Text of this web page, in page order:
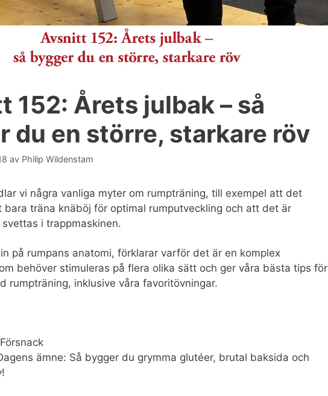
152: Årets julbak – så
du en större, starkare röv
av Philip Wildenstam
vi några vanliga myter om rumpträning, till exempel att det
bara träna knäböj för optimal rumputveckling och att det är
i trappmaskinen.
på rumpans anatomi, förklarar varför det är en komplex
behöver stimuleras på flera olika sätt och ger våra bästa tips för
rumpträning, inklusive våra favoritövningar.
ämne: Så bygger du grymma glutéer, brutal baksida och